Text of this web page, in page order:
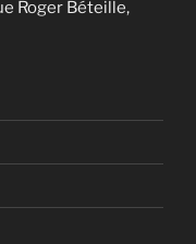
Roger Béteille,